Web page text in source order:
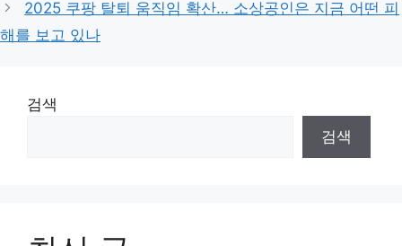
2025 쿠팡 탈퇴 움직임 확산… 소상공인은 지금 어떤 피
해를 보고 있나
검색
검색